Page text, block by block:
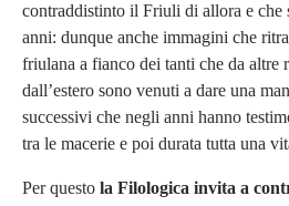
contraddistinto il Friuli di allora e che
anni: dunque anche immagini che
friulana a fianco dei tanti che da altre
dall’estero sono venuti a dare una
successivi che negli anni hanno
tra le macerie e poi durata tutta una
Per questo la Filologica invita a